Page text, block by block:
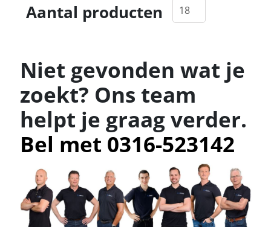
Aantal producten
Niet gevonden wat je
zoekt? Ons team
helpt je graag verder.
Bel met 0316-523142